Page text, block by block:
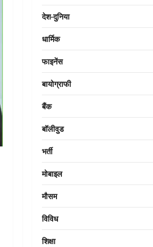
देश-दुनिया
धार्मिक
फाइनेंस
बायोग्राफी
बैंक
बॉलीवुड
भर्ती
मोबाइल
मौसम
विविध
शिक्षा